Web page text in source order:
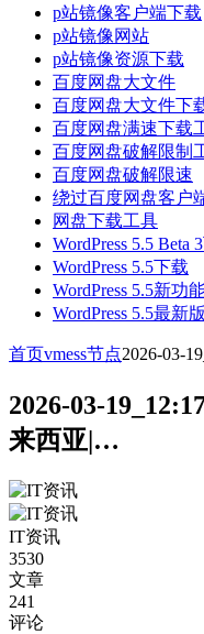
p站镜像客户端下载
p站镜像网站
p站镜像资源下载
百度网盘大文件
百度网盘大文件下
百度网盘满速下载
百度网盘破解限制
百度网盘破解限速
绕过百度网盘客户
网盘下载工具
WordPress 5.5 Beta
WordPress 5.5下载
WordPress 5.5新功
WordPress 5.5最新
首页vmess节点2026-03-
2026-03-
来西亚|…
IT资讯
3530
文章
241
评论